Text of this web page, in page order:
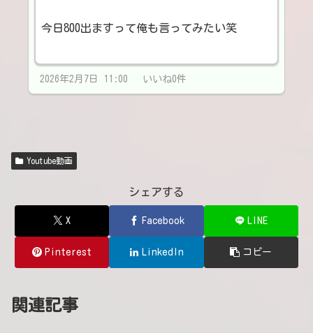
今日800出ますって俺も言ってみたい笑
2026年2月7日 11:00 いいね0件
Youtube動画
シェアする
X Facebook LINE
Pinterest LinkedIn コピー
関連記事